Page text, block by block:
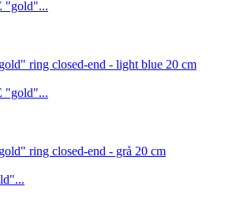
ring closed-end - light blue 20 cm
ring closed-end - grå 20 cm